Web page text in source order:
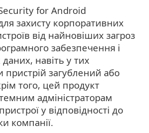
for Android
захисту корпоративних
від найновіших загроз
забезпечення і
навіть у тих
пристрій загублений або
того, цей продукт
адміністраторам
у відповідності до
компанії.